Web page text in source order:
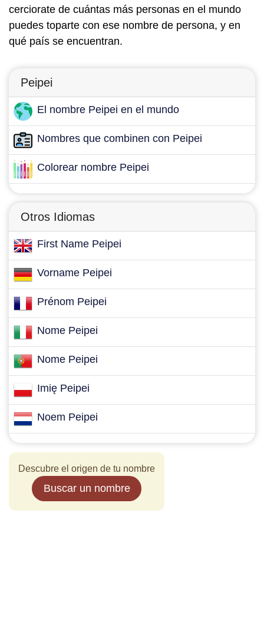
cerciorate de cuántas más personas en el mundo
puedes toparte con ese nombre de persona, y en
qué país se encuentran.
Peipei
El nombre Peipei en el mundo
Nombres que combinen con Peipei
Colorear nombre Peipei
Otros Idiomas
First Name Peipei
Vorname Peipei
Prénom Peipei
Nome Peipei
Nome Peipei
Imię Peipei
Noem Peipei
Descubre el origen de tu nombre
Buscar un nombre